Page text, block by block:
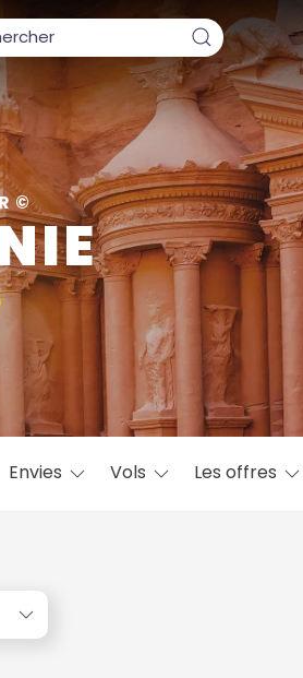
©
Envies Vols Les offres
Juillet
Septembre